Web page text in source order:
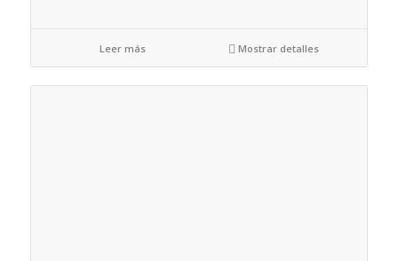
Leer más Mostrar detalles